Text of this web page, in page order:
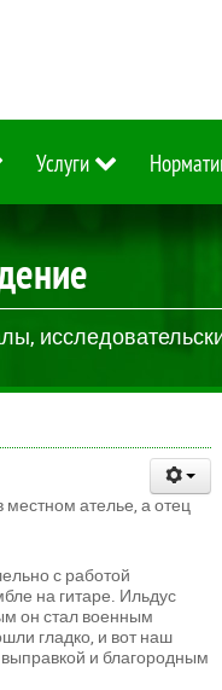
Услуги
ателье, а отец
с работой
на гитаре. Ильдус
он стал военным
гладко, и вот наш
и благородным